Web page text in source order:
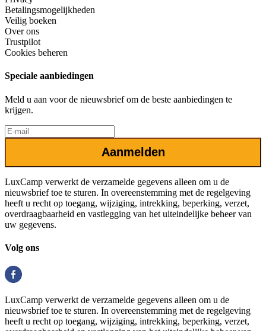
Betalingsmogelijkheden
Veilig boeken
Over ons
Trustpilot
Cookies beheren
Speciale aanbiedingen
Meld u aan voor de nieuwsbrief om de beste aanbiedingen te
krijgen.
Aanmelden
LuxCamp verwerkt de verzamelde gegevens alleen om u de
nieuwsbrief toe te sturen. In overeenstemming met de regelgeving
heeft u recht op toegang, wijziging, intrekking, beperking, verzet,
overdraagbaarheid en vastlegging van het uiteindelijke beheer van
uw gegevens.
Volg ons
LuxCamp verwerkt de verzamelde gegevens alleen om u de
nieuwsbrief toe te sturen. In overeenstemming met de regelgeving
heeft u recht op toegang, wijziging, intrekking, beperking, verzet,